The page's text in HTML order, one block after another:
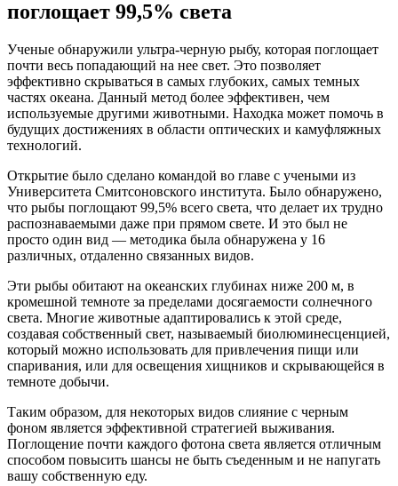
поглощает 99,5% света
Ученые обнаружили ультра-черную рыбу, которая поглощает
почти весь попадающий на нее свет. Это позволяет
эффективно скрываться в самых глубоких, самых темных
частях океана. Данный метод более эффективен, чем
используемые другими животными. Находка может помочь в
будущих достижениях в области оптических и камуфляжных
технологий.
Открытие было сделано командой во главе с учеными из
Университета Смитсоновского института. Было обнаружено,
что рыбы поглощают 99,5% всего света, что делает их трудно
распознаваемыми даже при прямом свете. И это был не
просто один вид — методика была обнаружена у 16
различных, отдаленно связанных видов.
Эти рыбы обитают на океанских глубинах ниже 200 м, в
кромешной темноте за пределами досягаемости солнечного
света. Многие животные адаптировались к этой среде,
создавая собственный свет, называемый биолюминесценцией,
который можно использовать для привлечения пищи или
спаривания, или для освещения хищников и скрывающейся в
темноте добычи.
Таким образом, для некоторых видов слияние с черным
фоном является эффективной стратегией выживания.
Поглощение почти каждого фотона света является отличным
способом повысить шансы не быть съеденным и не напугать
вашу собственную еду.